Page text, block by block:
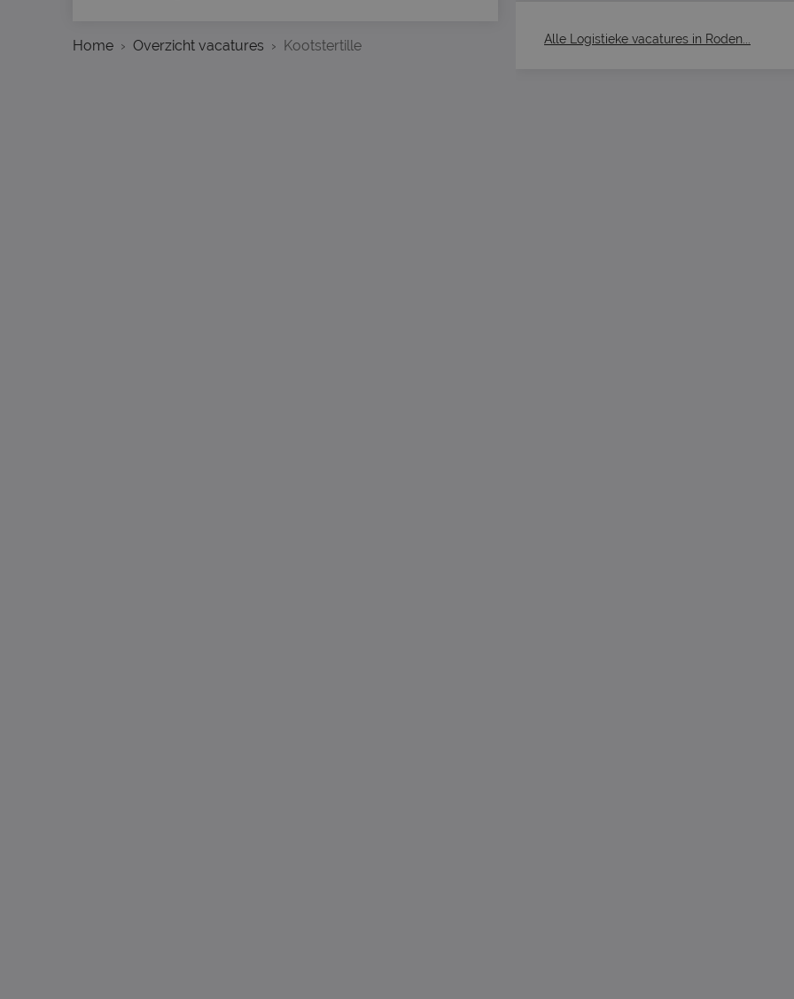
Home Overzicht vacatures Kootstertille Alle Logistieke vacatures in Roden...